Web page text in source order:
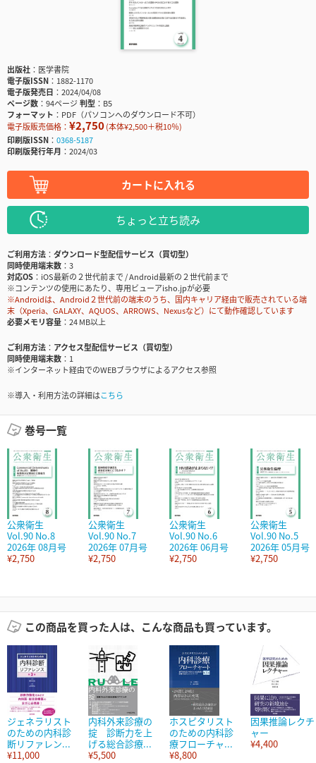
出版社
医学書院
電子版ISSN
1882-1170
電子版発売日
2024/04/08
ページ数
94ページ判型
B5
フォーマット
PDF（パソコンへのダウンロード不可）
電子版販売価格： ¥2,750(本体¥2,500＋税10％)
印刷版ISSN
0368-5187
印刷版発行年月
2024/03
カートに入れる
ちょっと立ち読み
ご利用方法
ダウンロード型配信サービス（買切型）
同時使用端末数
3
対応OS
iOS最新の２世代前まで / Android最新の２世代前まで
※コンテンツの使用にあたり、専用ビューアisho.jpが必要
※Androidは、Android２世代前の端末のうち、国内キャリア経由で販売されている端
末（Xperia、GALAXY、AQUOS、ARROWS、Nexusなど）にて動作確認しています
必要メモリ容量
24 MB以上
ご利用方法
アクセス型配信サービス（買切型）
同時使用端末数
1
※インターネット経由でのWEBブラウザによるアクセス参照
※導入・利用方法の詳細はこちら
巻号一覧
公衆衛生
Vol.90 No.8
2026年 08月号
¥2,750
公衆衛生
Vol.90 No.7
2026年 07月号
¥2,750
公衆衛生
Vol.90 No.6
2026年 06月号
¥2,750
公衆衛生
Vol.90 No.5
2026年 05月号
¥2,750
この商品を買った人は、こんな商品も買っています。
ジェネラリスト
のための内科診
断リファレン...
¥11,000
内科外来診療の
掟 診断力を上
げる総合診療...
¥5,500
ホスピタリスト
のための内科診
療フローチャ...
¥8,800
因果推論レクチ
ャー
¥4,400